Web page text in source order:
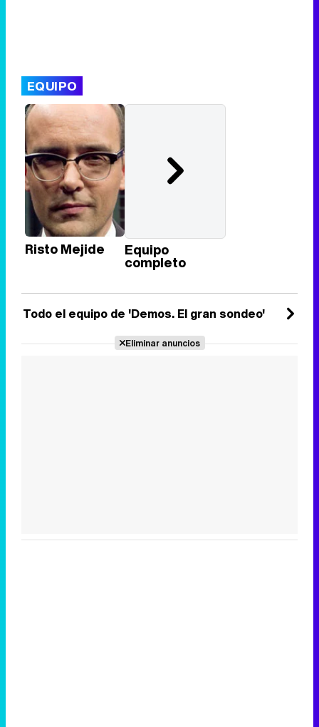
EQUIPO
Risto Mejide Equipo
completo
Todo el equipo de 'Demos. El gran sondeo'
Eliminar anuncios